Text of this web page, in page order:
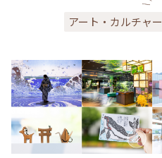
アート・カルチャー